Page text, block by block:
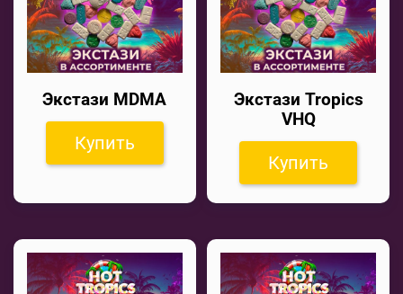
Экстази MDMA
Купить
Экстази Tropics
VHQ
Купить